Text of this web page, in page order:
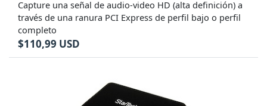
Capture una señal de audio-video HD (alta definición) a
través de una ranura PCI Express de perfil bajo o perfil
completo
$110,99 USD